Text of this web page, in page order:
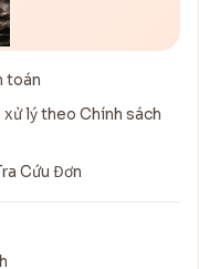
toán
xử lý theo Chính sách
Cứu Đơn